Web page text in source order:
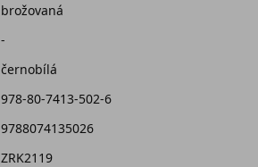
brožovaná
-
černobílá
978-80-7413-502-6
9788074135026
ZRK2119